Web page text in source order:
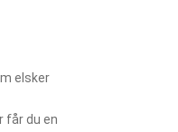
elsker
får du en